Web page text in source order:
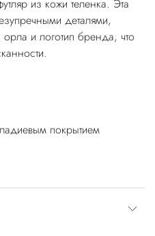
из кожи теленка. Эта
деталями,
и логотип бренда, что
покрытием